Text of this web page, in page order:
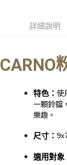
２．便利：只要手
３．安心：先確認
１．於結帳方式選
結帳頁面，進行簡訊
ATM／網路銀行／
※ 請注意：結帳手
購買商品的店家。
後付繳納相關費用。
是否繳費成功／繳
付款後全家取貨_
萊爾富取貨付款_
每筆NT$60，滿
每筆NT$60，滿
7-11取貨付款_限
詳細說明
CARNO
特色： 使
一顆鈴鐺
樂趣。
尺寸 ：
適用對象